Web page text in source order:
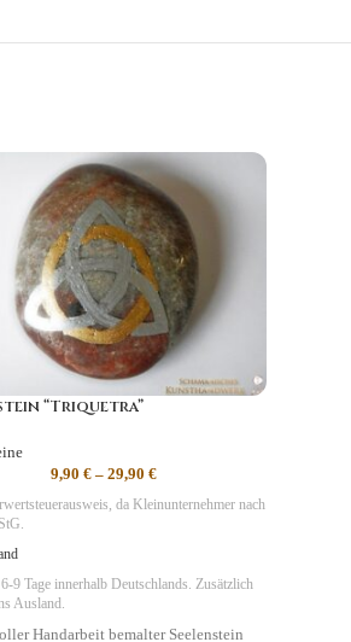
“Triquetra”
9,90 € – 29,90 €
da Kleinunternehmer nach
6-9 Tage innerhalb Deutschlands. Zusätzlich
Ausland.
Handarbeit bemalter Seelenstein